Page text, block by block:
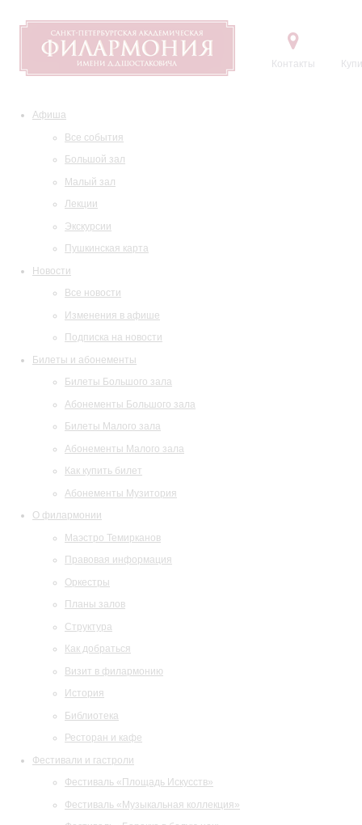
Контакты
Афиша
Все события
Большой зал
Малый зал
Лекции
Экскурсии
Пушкинская карта
Новости
Все новости
Изменения в афише
Подписка на новости
Билеты и абонементы
Билеты Большого зала
Абонементы Большого зала
Билеты Малого зала
Абонементы Малого зала
Как купить билет
Абонементы Музитория
О филармонии
Маэстро Темирканов
Правовая информация
Оркестры
Планы залов
Структура
Как добраться
Визит в филармонию
История
Библиотека
Ресторан и кафе
Фестивали и гастроли
Фестиваль «Площадь Искусств»
Фестиваль «Музыкальная коллекция»